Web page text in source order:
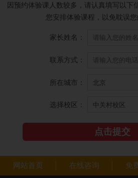
因预约体验课人数较多，请认真填写以下
您安排体验课程，以免耽误您
家长姓名：
联系方式：
所在城市：
选择校区：
网站首页 在线咨询 免